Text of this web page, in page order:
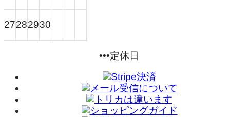
27282930
•••定休日